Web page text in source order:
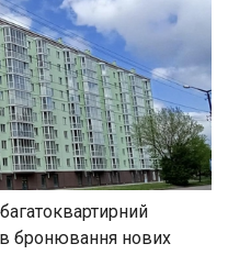
бронювання нових